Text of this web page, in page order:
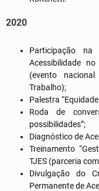
2020
Participação
Acessibilidade
(evento
Trabalho);
Palestra “Equidade
Roda de
possibilidades”;
Diagnóstico de
Treinamento
TJES (parceria
Divulgação do
Permanente de